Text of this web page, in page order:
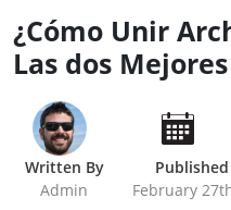
¿Cómo Unir
Las dos
Written By
Admin
February